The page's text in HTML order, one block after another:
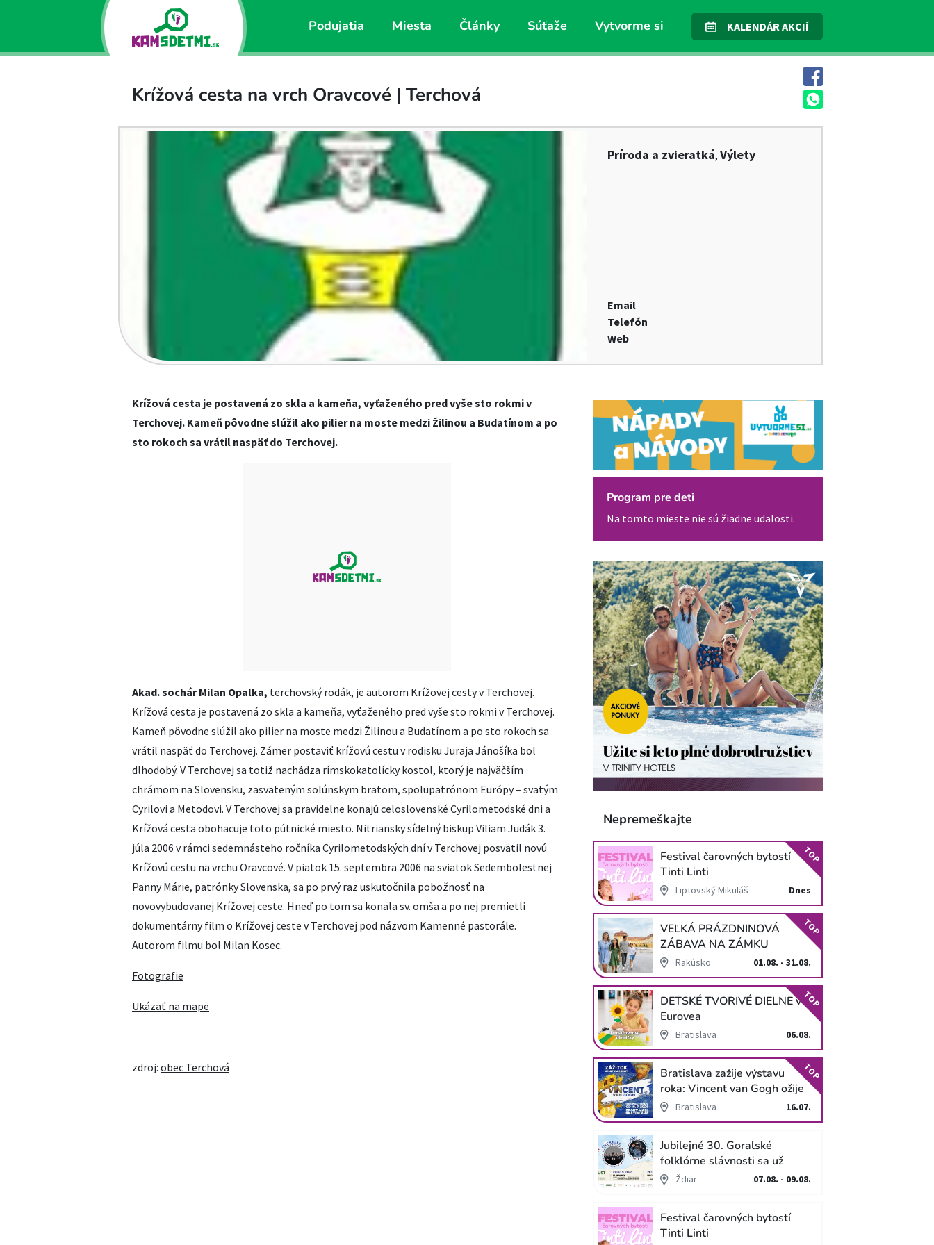
Podujatia Miesta Články Súťaže Vytvorme si KALENDÁR AKCIÍ
Krížová cesta na vrch Oravcové | Terchová
Príroda a zvieratká, Výlety
Email
Telefón
Web
Krížová cesta je postavená zo skla a kameňa, vyťaženého pred vyše sto rokmi v
Terchovej. Kameň pôvodne slúžil ako pilier na moste medzi Žilinou a Budatínom a po
sto rokoch sa vrátil naspäť do Terchovej.
Akad. sochár Milan Opalka, terchovský rodák, je autorom Krížovej cesty v Terchovej.
Krížová cesta je postavená zo skla a kameňa, vyťaženého pred vyše sto rokmi v Terchovej.
Kameň pôvodne slúžil ako pilier na moste medzi Žilinou a Budatínom a po sto rokoch sa
vrátil naspäť do Terchovej. Zámer postaviť krížovú cestu v rodisku Juraja Jánošíka bol
dlhodobý. V Terchovej sa totiž nachádza rímskokatolícky kostol, ktorý je najväčším
chrámom na Slovensku, zasväteným solúnskym bratom, spolupatrónom Európy – svätým
Cyrilovi a Metodovi. V Terchovej sa pravidelne konajú celoslovenské Cyrilometodské dni a
Krížová cesta obohacuje toto pútnické miesto. Nitriansky sídelný biskup Viliam Judák 3.
júla 2006 v rámci sedemnásteho ročníka Cyrilometodských dní v Terchovej posvätil novú
Krížovú cestu na vrchu Oravcové. V piatok 15. septembra 2006 na sviatok Sedembolestnej
Panny Márie, patrónky Slovenska, sa po prvý raz uskutočnila pobožnosť na
novovybudovanej Krížovej ceste. Hneď po tom sa konala sv. omša a po nej premietli
dokumentárny film o Krížovej ceste v Terchovej pod názvom Kamenné pastorále.
Autorom filmu bol Milan Kosec.
Fotografie
Ukázať na mape
zdroj: obec Terchová
Program pre deti
Na tomto mieste nie sú žiadne udalosti.
Nepremeškajte
Festival čarovných bytostí
Tinti Linti
Liptovský Mikuláš Dnes
TOP
VEĽKÁ PRÁZDNINOVÁ
ZÁBAVA NA ZÁMKU
SCHLOSS HOF
Rakúsko 01.08. - 31.08.
TOP
DETSKÉ TVORIVÉ DIELNE v
Eurovea
Bratislava 06.08.
TOP
Bratislava zažije výstavu
roka: Vincent van Gogh ožije
v unikátnej imerzívnej šou!
Bratislava 16.07.
TOP
Jubilejné 30. Goralské
folklórne slávnosti sa už
blížiaŽdiar 07.08. - 09.08.
Festival čarovných bytostí
Tinti Linti